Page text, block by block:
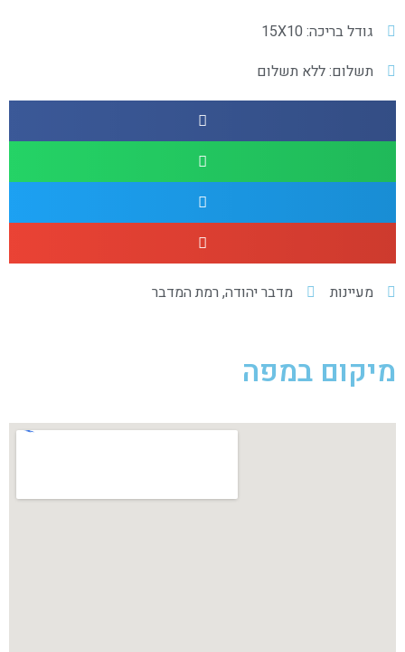
גודל בריכה: 15X10
תשלום: ללא תשלום
מעיינות מדבר יהודה,רמת המדבר
מיקום במפה